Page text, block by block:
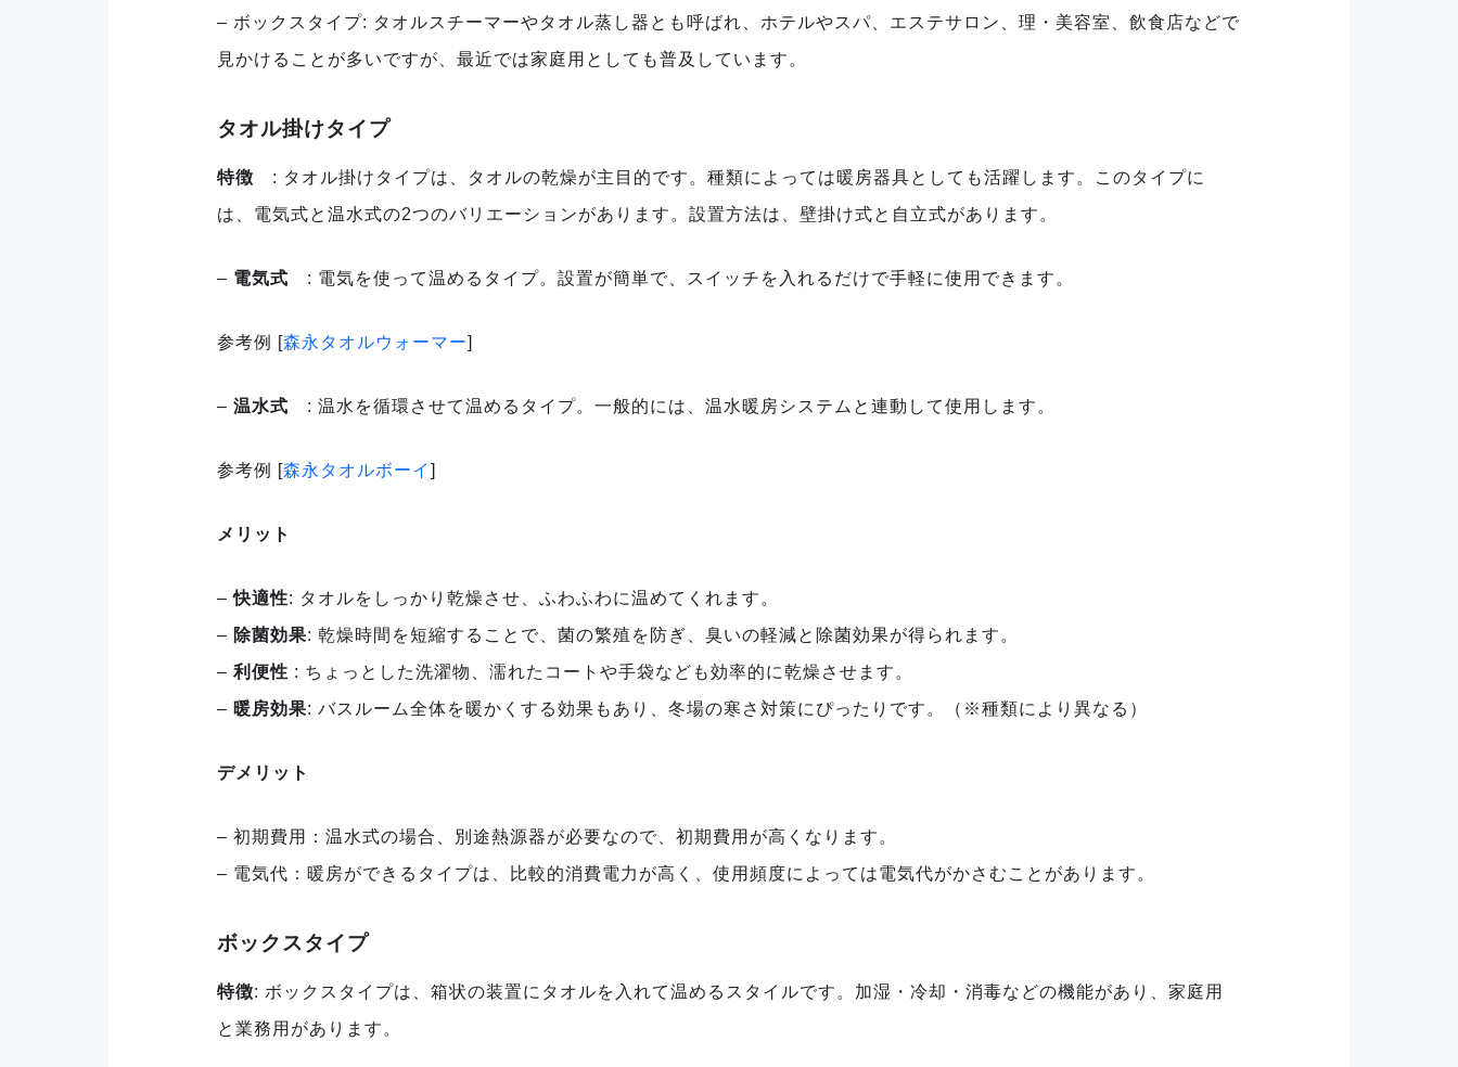
– ボックスタイプ: タオルスチーマーやタオル蒸し器とも呼ばれ、ホテルやスパ、エステサロン、理・美容室、飲食店などで
見かけることが多いですが、最近では家庭用としても普及しています。
タオル掛けタイプ
特徴 : タオル掛けタイプは、タオルの乾燥が主目的です。種類によっては暖房器具としても活躍します。このタイプに
は、電気式と温水式の2つのバリエーションがあります。設置方法は、壁掛け式と自立式があります。
– 電気式 : 電気を使って温めるタイプ。設置が簡単で、スイッチを入れるだけで手軽に使用できます。
参考例 [森永タオルウォーマー]
– 温水式 : 温水を循環させて温めるタイプ。一般的には、温水暖房システムと連動して使用します。
参考例 [森永タオルボーイ ]
メリット
–快適性: タオルをしっかり乾燥させ、ふわふわに温めてくれます。
– 除菌効果: 乾燥時間を短縮することで、菌の繁殖を防ぎ、臭いの軽減と除菌効果が得られます。
– 利便性 : ちょっとした洗濯物、濡れたコートや手袋なども効率的に乾燥させます。
– 暖房効果: バスルーム全体を暖かくする効果もあり、冬場の寒さ対策にぴったりです。（※種類により異なる）
デメリット
– 初期費用：温水式の場合、別途熱源器が必要なので、初期費用が高くなります。
– 電気代：暖房ができるタイプは、比較的消費電力が高く、使用頻度によっては電気代がかさむことがあります。
ボックスタイプ
特徴: ボックスタイプは、箱状の装置にタオルを入れて温めるスタイルです。加湿・冷却・消毒などの機能があり、家庭用
と業務用があります。